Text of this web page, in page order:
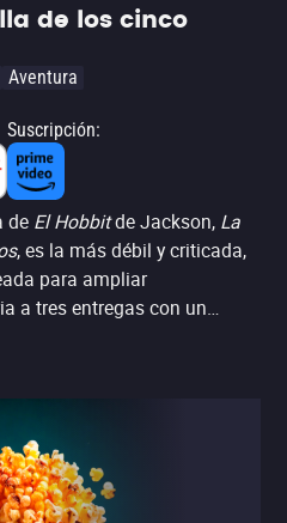
de los cinco
Aventura
Suscripción:
de El Hobbitde Jackson, La
, es la más débil y criticada,
para ampliar
a tres entregas con un
aunque otros efectos